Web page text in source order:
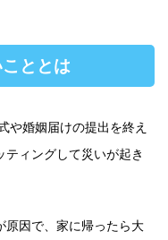
ととは
や婚姻届けの提出を終え
ィングして災いが起き
原因で、家に帰ったら大